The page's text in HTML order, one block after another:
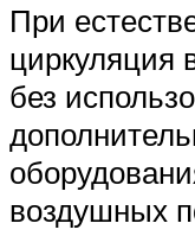
При
циркуляция
без
воздушных